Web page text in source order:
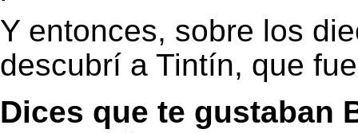
Y entonces, sobre los
descubrí a Tintín, que
Dices que te gustaban